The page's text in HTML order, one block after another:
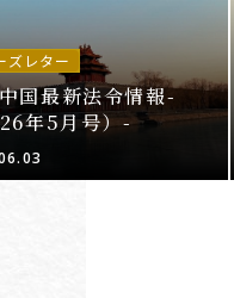
ズレター
国最新法令情報-
年5月号）-